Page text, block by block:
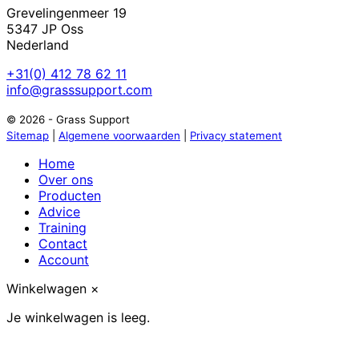
Grevelingenmeer 19
5347 JP Oss
Nederland
+31(0) 412 78 62 11
info@grasssupport.com
© 2026 - Grass Support
Sitemap
Algemene voorwaarden Privacy statement
Home
Over ons
Producten
Advice
Training
Contact
Account
Winkelwagen ×
Je winkelwagen is leeg.